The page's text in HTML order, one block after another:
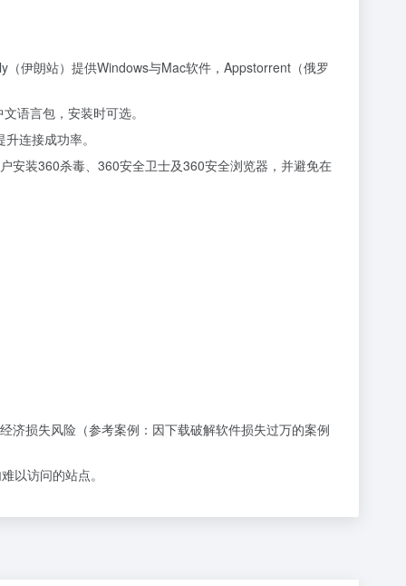
伊朗站）提供Windows与Mac软件，Appstorrent（俄罗
语言包，安装时可选。
连接成功率。
安装360杀毒、360安全卫士及360安全浏览器，并避免在
济损失风险（参考案例： 因下载破解软件损失过万的案例
以访问的站点。